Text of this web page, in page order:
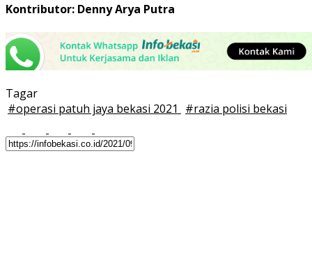
Kontributor: Denny Arya Putra
Tagar
#operasi patuh jaya bekasi 2021 #razia polisi bekasi